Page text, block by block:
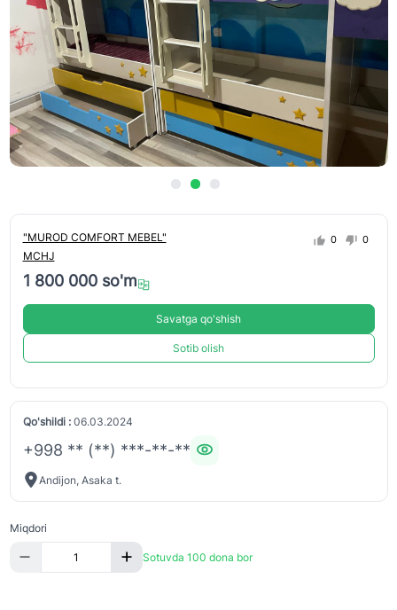
"MUROD COMFORT MEBEL"
MCHJ
0 0
1 800 000 so'm
Savatga qo'shish
Sotib olish
Qo'shildi :06.03.2024
+998 ** (**) ***-**-**
Andijon, Asaka t.
Miqdori
Sotuvda 100 dona bor